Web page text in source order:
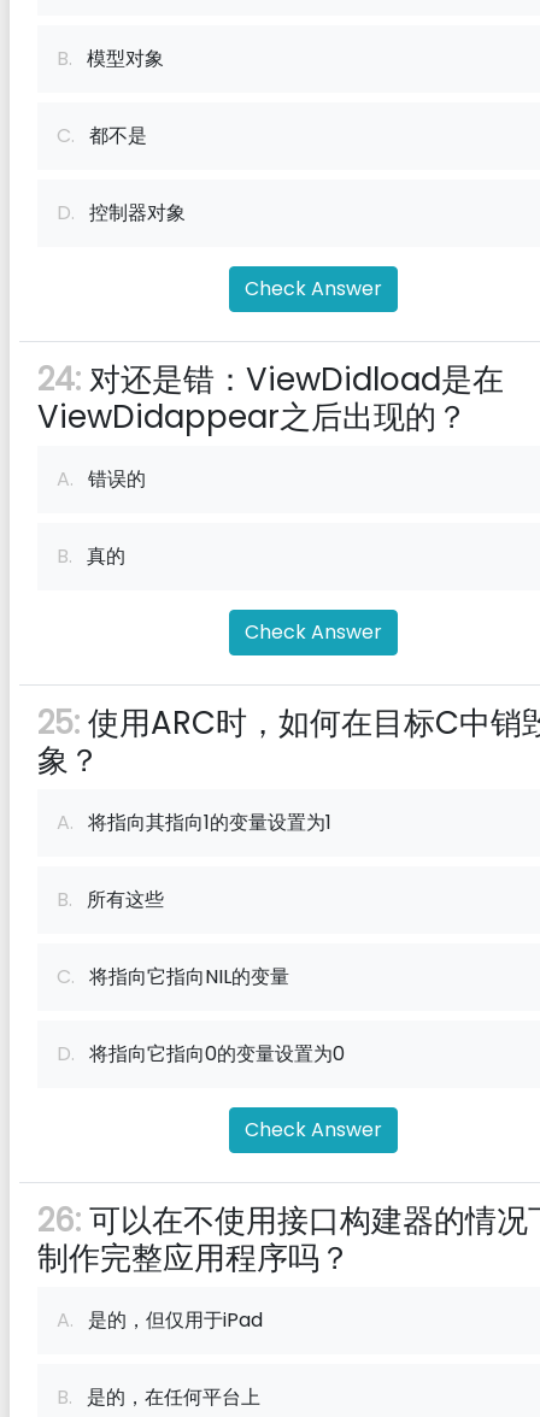
B. 模型对象
C. 都不是
D. 控制器对象
Check Answer
24:对还是错：ViewDidload是在
ViewDidappear之后出现的？
A. 错误的
B. 真的
Check Answer
25:使用ARC时，如何在目标C中销
象？
A. 将指向其指向1的变量设置为1
B. 所有这些
C. 将指向它指向NIL的变量
D. 将指向它指向0的变量设置为0
Check Answer
26:可以在不使用接口构建器的情况
制作完整应用程序吗？
A. 是的，但仅用于iPad
B. 是的，在任何平台上